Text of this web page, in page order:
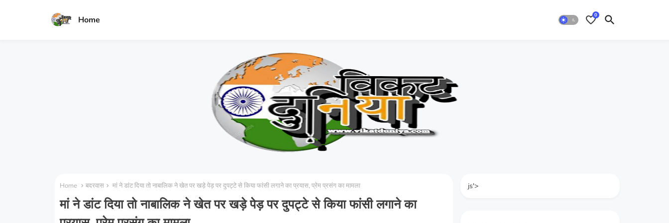
Home 0
Home बदरवास मां ने डांट दिया तो नाबालिक ने खेत पर खड़े पेड़ पर दुपट्टे से किया फांसी लगाने का प्रयास, प्रेम प्रसंग का मामला
मां ने डांट दिया तो नाबालिक ने खेत पर खड़े पेड़ पर दुपट्टे से किया फांसी लगाने का
js'>